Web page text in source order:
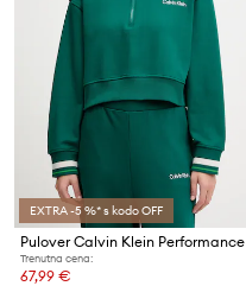
EXTRA -5 %* s kodo OFF
Pulover Calvin Klein Performance
Trenutna cena:
67,99 €